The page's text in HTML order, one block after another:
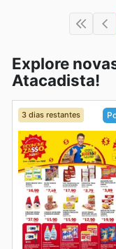
Explore
Atacadista!
3 dias restantes